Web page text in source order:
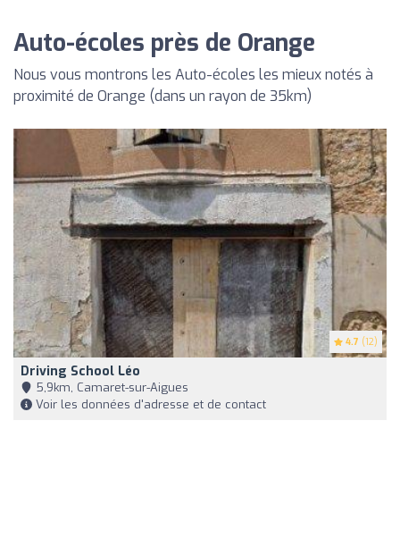
Auto-écoles près de Orange
Nous vous montrons les Auto-écoles les mieux notés à
proximité de Orange (dans un rayon de 35km)
4.7 (12)
Driving School Léo
5,9km, Camaret-sur-Aigues
Voir les données d'adresse et de contact